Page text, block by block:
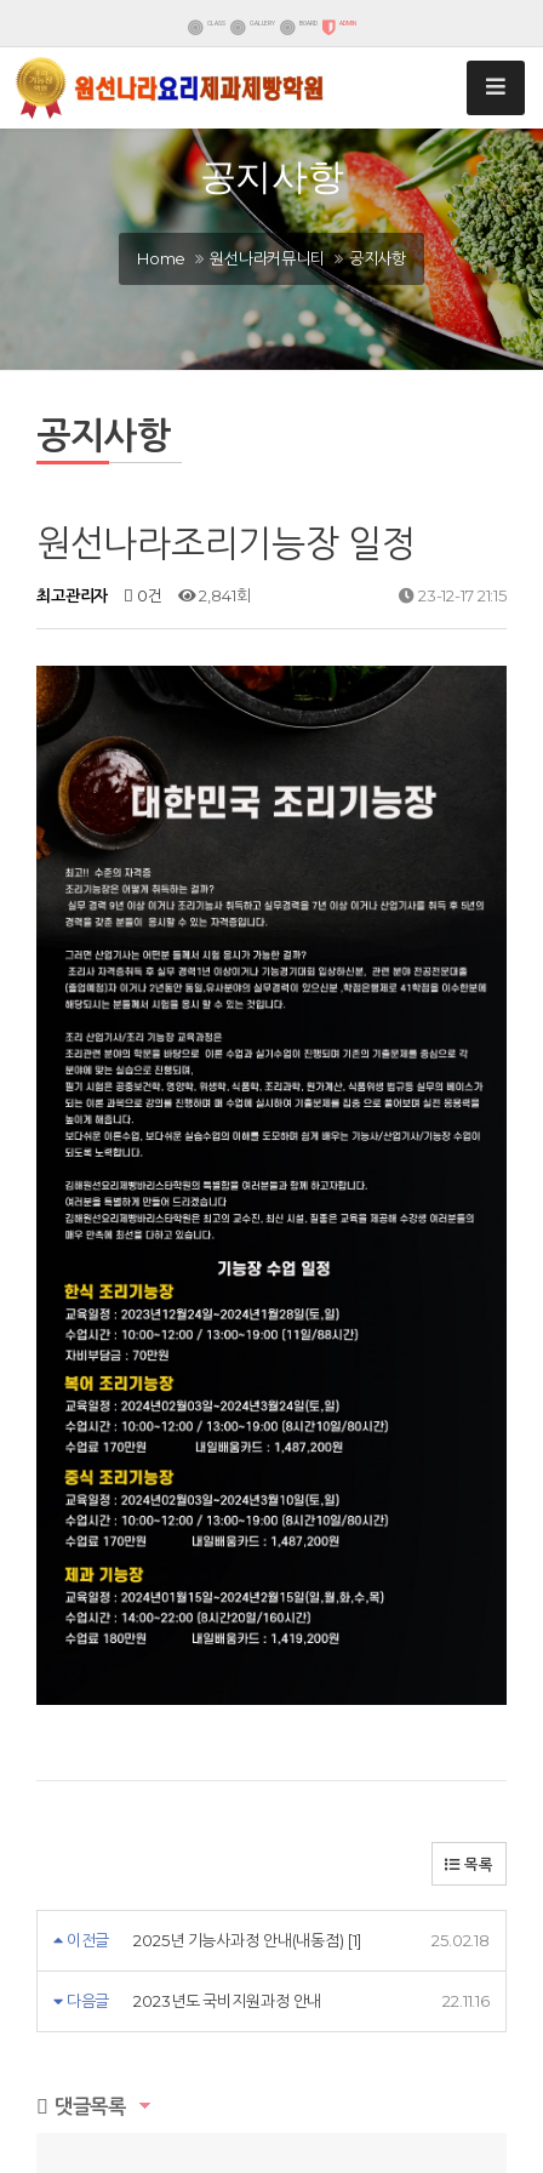
CLASS GALLERY BOARD ADMIN
공지사항
Home 원선나라커뮤니티 공지사항
공지사항
원선나라조리기능장 일정
최고관리자 0건 2,841회 23-12-17 21:15
목록
이전글 2025년 기능사과정 안내(내동점) [1] 25.02.18
다음글 2023년도 국비지원과정 안내 22.11.16
댓글목록